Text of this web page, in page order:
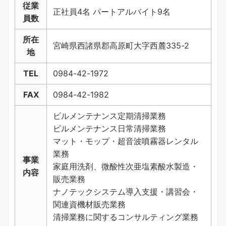
従業
員数
正社員4名 パートアルバイト9名
所在
地
宮崎県西諸県郡高原町大字西麓335-2
TEL 0984-42-1972
FAX 0984-42-1982
事業
内容
ビルメンテナンス定期清掃業務
ビルメンテナンス日常清掃業務
マット・モップ・超音波噴霧器レンタル
業務
家庭用洗剤、微酸性次亜塩素酸水製造・
販売業務
ナノテックシステム導入支援・講習会・
関連資機材販売業務
清掃業務に関するコンサルティング業務